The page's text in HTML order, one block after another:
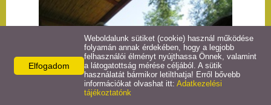
NaptárElfogadom
Weboldalunk sütiket (cookie) használ működése
folyamán annak érdekében, hogy a legjobb
felhasználói élményt nyújthassa Önnek, valamint
a látogatottság mérése céljából. A sütik
használatát bármikor letilthatja! Erről bővebb
információkat olvashat itt: Adatkezelési
tájékoztatónk